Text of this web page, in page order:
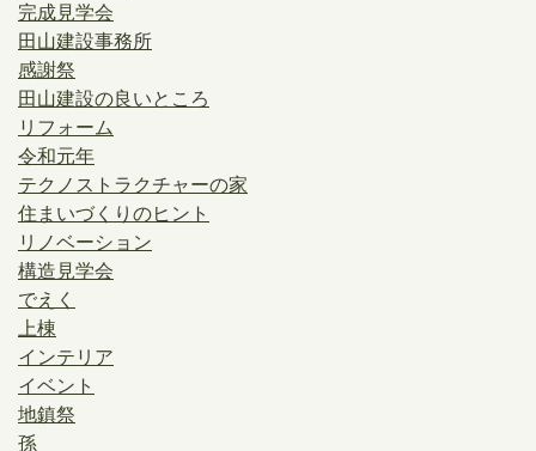
完成見学会
田山建設事務所
感謝祭
田山建設の良いところ
リフォーム
令和元年
テクノストラクチャーの家
住まいづくりのヒント
リノベーション
構造見学会
でえく
上棟
インテリア
イベント
地鎮祭
孫